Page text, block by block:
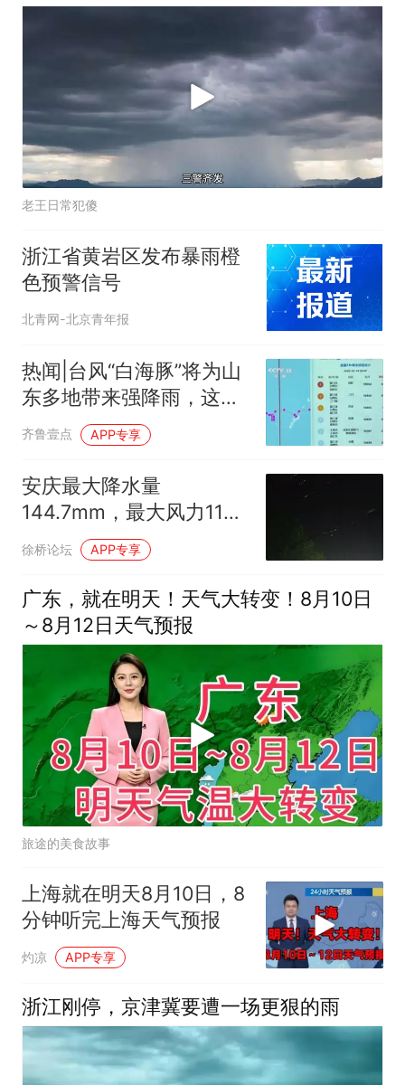
老王日常犯傻
浙江省黄岩区发布暴雨橙
色预警信号
北青网-北京青年报
热闻|台风“白海豚”将为山
东多地带来强降雨，这份
避险攻略请查收
齐鲁壹点 APP专享
安庆最大降水量
144.7mm，最大风力11
级！
徐桥论坛 APP专享
广东，就在明天！天气大转变！8月10日
～8月12日天气预报
旅途的美食故事
上海就在明天8月10日，8
分钟听完上海天气预报
灼凉 APP专享
浙江刚停，京津冀要遭一场更狠的雨